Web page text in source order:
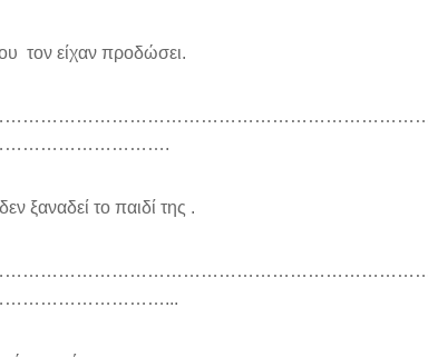
είχαν προδώσει.
το παιδί της .